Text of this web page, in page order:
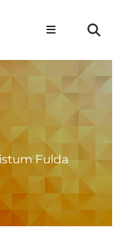
Fulda